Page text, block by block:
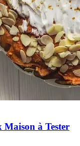
Maison à Tester